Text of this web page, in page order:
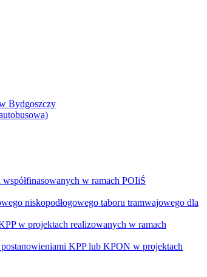
Bydgoszczy
w ramach POIiŚ
niskopodłogowego taboru tramwajowego dla
w projektach realizowanych w ramach
KPP lub KPON w projektach